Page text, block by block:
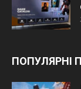
ПОПУЛЯРНІ